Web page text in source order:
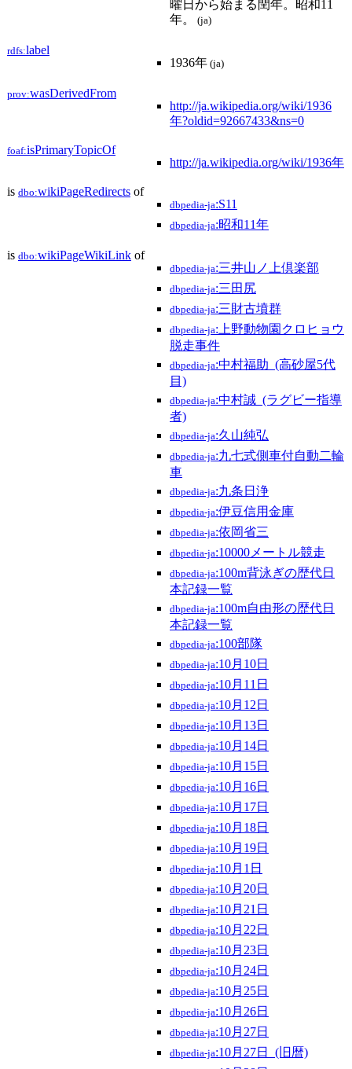
曜日から始まる閏年。昭和11
年。
(ja)
rdfs:label
1936年 (ja)
prov:wasDerivedFrom
http://ja.wikipedia.org/wiki/1936
年?oldid=92667433&ns=0
foaf:isPrimaryTopicOf
http://ja.wikipedia.org/wiki/1936年
is dbo:wikiPageRedirects of
dbpedia-ja:S11
dbpedia-ja:昭和11年
is dbo:wikiPageWikiLink of
dbpedia-ja:三井山ノ上倶楽部
dbpedia-ja:三田尻
dbpedia-ja:三財古墳群
dbpedia-ja:上野動物園クロヒョウ
脱走事件
dbpedia-ja:中村福助_(高砂屋5代
目)
dbpedia-ja:中村誠_(ラグビー指導
者)
dbpedia-ja:久山純弘
dbpedia-ja:九七式側車付自動二輪
車
dbpedia-ja:九条日浄
dbpedia-ja:伊豆信用金庫
dbpedia-ja:依岡省三
dbpedia-ja:10000メートル競走
dbpedia-ja:100m背泳ぎの歴代日
本記録一覧
dbpedia-ja:100m自由形の歴代日
本記録一覧
dbpedia-ja:100部隊
dbpedia-ja:10月10日
dbpedia-ja:10月11日
dbpedia-ja:10月12日
dbpedia-ja:10月13日
dbpedia-ja:10月14日
dbpedia-ja:10月15日
dbpedia-ja:10月16日
dbpedia-ja:10月17日
dbpedia-ja:10月18日
dbpedia-ja:10月19日
dbpedia-ja:10月1日
dbpedia-ja:10月20日
dbpedia-ja:10月21日
dbpedia-ja:10月22日
dbpedia-ja:10月23日
dbpedia-ja:10月24日
dbpedia-ja:10月25日
dbpedia-ja:10月26日
dbpedia-ja:10月27日
dbpedia-ja:10月27日_(旧暦)